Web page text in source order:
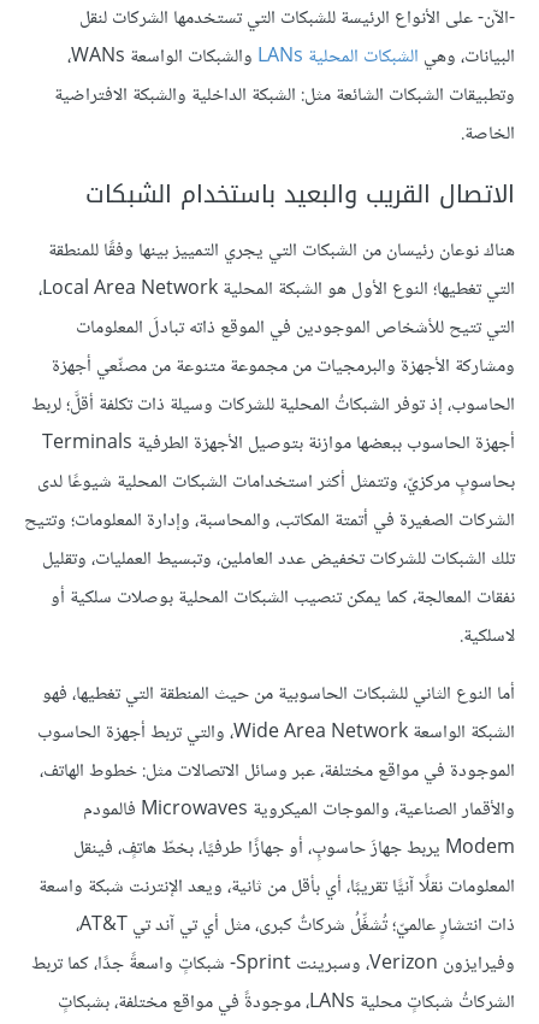
-الآن- على الأنواع الرئيسة للشبكات التي تستخدمها الشركات لنقل
البيانات، وهي الشبكات المحلية LANs
والشبكات الواسعة WANs،
وتطبيقات الشبكات الشائعة مثل: الشبكة الداخلية والشبكة الافتراضية
الخاصة.
الاتصال القريب والبعيد باستخدام الشبكات
هناك نوعان رئيسان من الشبكات التي يجري التمييز بينها وفقًا للمنطقة
التي تغطيها؛ النوع الأول هو الشبكة المحلية Local Area Network،
التي تتيح للأشخاص الموجودين في الموقع ذاته تبادلَ المعلومات
ومشاركة الأجهزة والبرمجيات من مجموعة متنوعة من مصنِّعي أجهزة
الحاسوب، إذ توفر الشبكاتُ المحلية للشركات وسيلة ذات تكلفة أقلَّ؛ لربط
أجهزة الحاسوب ببعضها موازنة بتوصيل الأجهزة الطرفية Terminals
بحاسوبٍ مركزيّ، وتتمثل أكثر استخدامات الشبكات المحلية شيوعًا لدى
الشركات الصغيرة في أتمتة المكاتب، والمحاسبة، وإدارة المعلومات؛ وتتيح
تلك الشبكات للشركات تخفيض عدد العاملين، وتبسيط العمليات، وتقليل
نفقات المعالجة، كما يمكن تنصيب الشبكات المحلية بوصلات سلكية أو
لاسلكية.
أما النوع الثاني للشبكات الحاسوبية من حيث المنطقة التي تغطيها، فهو
الشبكة الواسعة Wide Area Network، والتي تربط أجهزة الحاسوب
الموجودة في مواقع مختلفة، عبر وسائل الاتصالات مثل: خطوط الهاتف،
والأقمار الصناعية، والموجات الميكروية Microwaves فالمودم
Modem يربط جهازَ حاسوبٍ، أو جهازًا طرفيًا، بخطّ هاتفٍ، فينقل
المعلومات نقلًا آنيًّا تقريبًا، أي بأقل من ثانية، ويعد الإنترنت شبكة واسعة
ذات انتشارٍ عالميّ؛ تُشغِّلُ شركاتٌ كبرى، مثل أي تي آند تي AT&T،
وفيرايزون Verizon، وسبرينت Sprint- شبكاتٍ واسعةً جدًا، كما تربط
الشركاتُ شبكاتٍ محلية LANs، موجودةً في مواقع مختلفة، بشبكاتٍ